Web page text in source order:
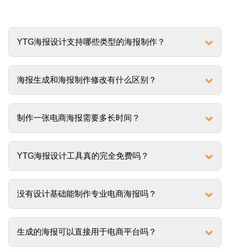
YTG海报设计支持哪些类型的海报制作？
海报生成和海报制作修改有什么区别？
制作一张电商海报需要多长时间？
YTG海报设计工具真的完全免费吗？
没有设计基础能制作专业电商海报吗？
生成的海报可以直接用于电商平台吗？